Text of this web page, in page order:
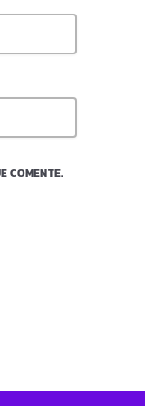
COMENTE.